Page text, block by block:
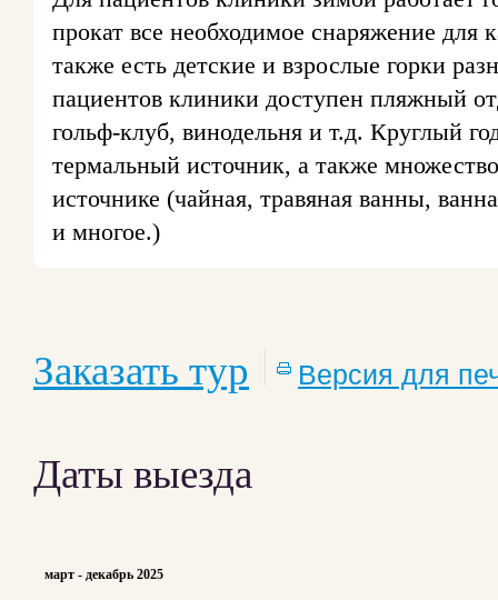
прокат все необходимое снаряжение для
также есть детские и взрослые горки
пациентов клиники доступен пляжный
гольф-клуб, винодельня и т.д. Круглый
термальный источник, а также
источнике (чайная, травяная ванны,
и многое.)
Заказать тур Версия для
Даты выезда
март - декабрь 2025